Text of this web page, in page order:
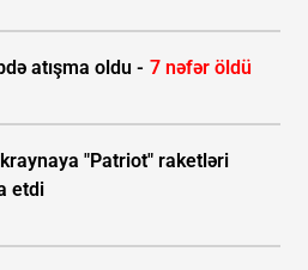
atışma oldu - 7 nəfər öldü
"Patriot" raketləri
etdi